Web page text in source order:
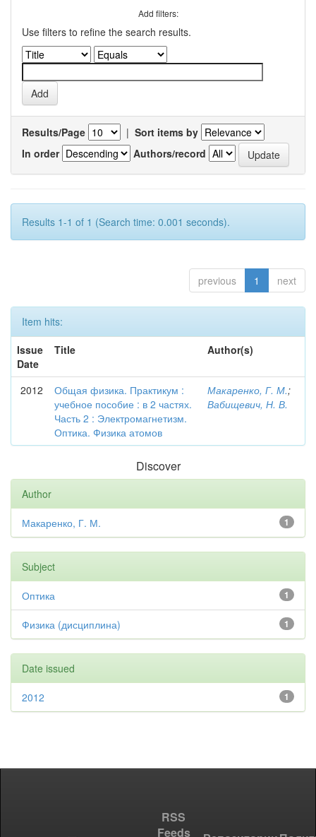
Add filters:
Use filters to refine the search results.
Results/Page | Sort items by
In order
Authors/record
Results 1-1 of 1 (Search time: 0.001 seconds).
previous 1 next
Item hits:
Issue
Date
Title Author(s)
2012
Общая физика. Практикум :
учебное пособие : в 2 частях.
Часть 2 : Электромагнетизм.
Оптика. Физика атомов
Макаренко, Г. М.;
Вабищевич, Н. В.
Discover
Author
1
Макаренко, Г. М.
Subject
1
Оптика
1
Физика (дисциплина)
Date issued
1
2012
RSS
Feeds